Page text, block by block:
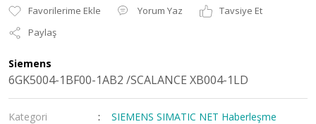
Yorum Yaz
Tavsiye Et
Paylaş
Siemens
6GK5004-1BF00-1AB2 /SCALANCE XB004-1LD
Kategori
SIEMENS SIMATIC NET Haberleşme